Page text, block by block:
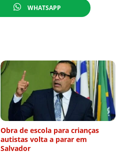
WHATSAPP
Obra de escola para crianças
autistas volta a parar em
Salvador